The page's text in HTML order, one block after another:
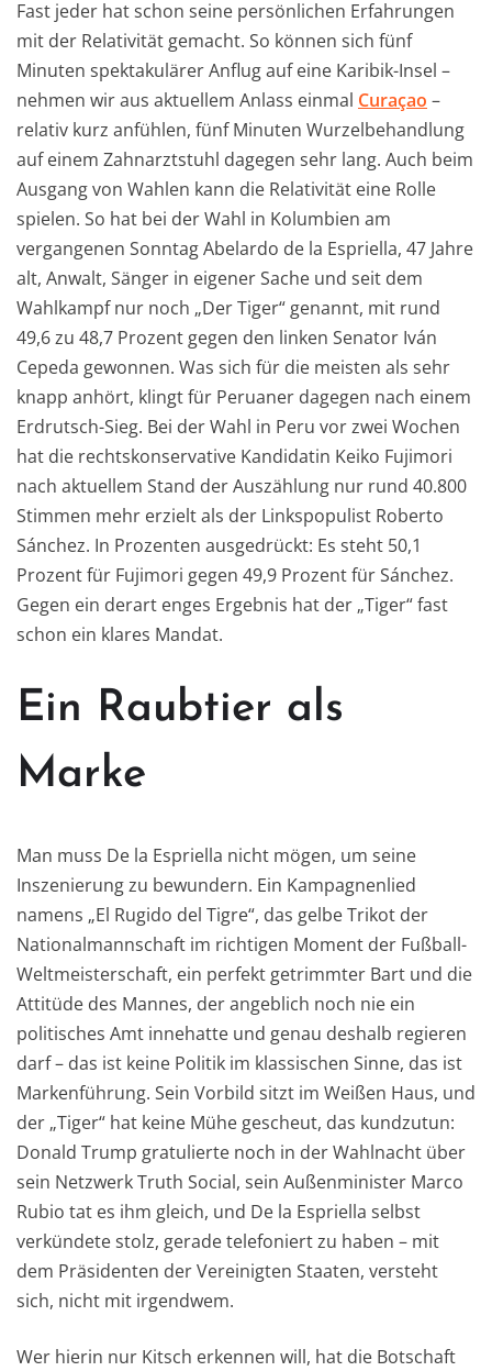
Fast jeder hat schon seine persönlichen Erfahrungen
mit der Relativität gemacht. So können sich fünf
Minuten spektakulärer Anflug auf eine Karibik-Insel –
nehmen wir aus aktuellem Anlass einmal Curaçao –
relativ kurz anfühlen, fünf Minuten Wurzelbehandlung
auf einem Zahnarztstuhl dagegen sehr lang. Auch beim
Ausgang von Wahlen kann die Relativität eine Rolle
spielen. So hat bei der Wahl in Kolumbien am
vergangenen Sonntag Abelardo de la Espriella, 47 Jahre
alt, Anwalt, Sänger in eigener Sache und seit dem
Wahlkampf nur noch „Der Tiger“ genannt, mit rund
49,6 zu 48,7 Prozent gegen den linken Senator Iván
Cepeda gewonnen. Was sich für die meisten als sehr
knapp anhört, klingt für Peruaner dagegen nach einem
Erdrutsch-Sieg. Bei der Wahl in Peru vor zwei Wochen
hat die rechtskonservative Kandidatin Keiko Fujimori
nach aktuellem Stand der Auszählung nur rund 40.800
Stimmen mehr erzielt als der Linkspopulist Roberto
Sánchez. In Prozenten ausgedrückt: Es steht 50,1
Prozent für Fujimori gegen 49,9 Prozent für Sánchez.
Gegen ein derart enges Ergebnis hat der „Tiger“ fast
schon ein klares Mandat.
Ein Raubtier als
Marke
Man muss De la Espriella nicht mögen, um seine
Inszenierung zu bewundern. Ein Kampagnenlied
namens „El Rugido del Tigre“, das gelbe Trikot der
Nationalmannschaft im richtigen Moment der Fußball-
Weltmeisterschaft, ein perfekt getrimmter Bart und die
Attitüde des Mannes, der angeblich noch nie ein
politisches Amt innehatte und genau deshalb regieren
darf – das ist keine Politik im klassischen Sinne, das ist
Markenführung. Sein Vorbild sitzt im Weißen Haus, und
der „Tiger“ hat keine Mühe gescheut, das kundzutun:
Donald Trump gratulierte noch in der Wahlnacht über
sein Netzwerk Truth Social, sein Außenminister Marco
Rubio tat es ihm gleich, und De la Espriella selbst
verkündete stolz, gerade telefoniert zu haben – mit
dem Präsidenten der Vereinigten Staaten, versteht
sich, nicht mit irgendwem.
Wer hierin nur Kitsch erkennen will, hat die Botschaft